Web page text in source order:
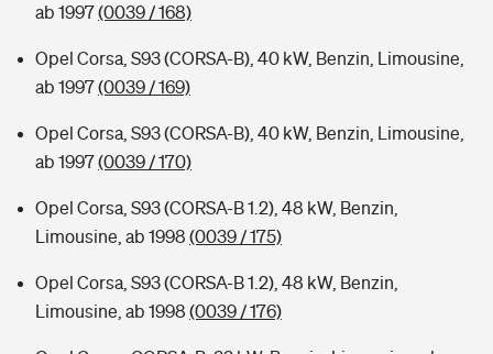
ab 1997(0039 / 168)
Opel Corsa, S93 (CORSA-B), 40 kW, Benzin, Limousine,
ab 1997(0039 / 169)
Opel Corsa, S93 (CORSA-B), 40 kW, Benzin, Limousine,
ab 1997(0039 / 170)
Opel Corsa, S93 (CORSA-B 1.2), 48 kW, Benzin,
Limousine, ab 1998 (0039 / 175)
Opel Corsa, S93 (CORSA-B 1.2), 48 kW, Benzin,
Limousine, ab 1998 (0039 / 176)